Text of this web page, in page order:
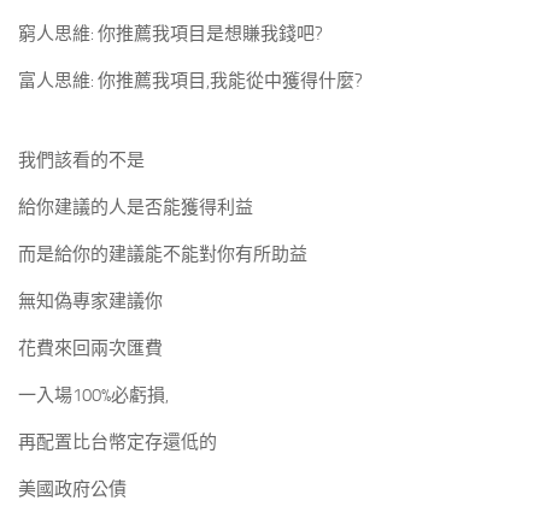
窮人思維: 你推薦我項目是想賺我錢吧?
富人思維: 你推薦我項目,我能從中獲得什麼?
我們該看的不是
給你建議的人是否能獲得利益
而是給你的建議能不能對你有所助益
無知偽專家建議你
花費來回兩次匯費
一入場100%必虧損,
再配置比台幣定存還低的
美國政府公債